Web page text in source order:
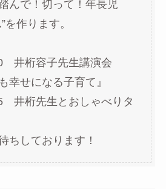
んで！切って！年長児
を作ります。
井桁容子先生講演会
幸せになる子育て』
井桁先生とおしゃべりタ
ちしております！